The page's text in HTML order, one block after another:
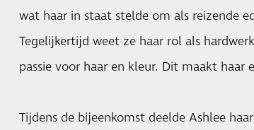
wat haar in staat stelde om als reizende
Tegelijkertijd weet ze haar rol als
passie voor haar en kleur. Dit maakt
Tijdens de bijeenkomst deelde Ashlee